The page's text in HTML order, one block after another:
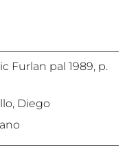
Furlan pal 1989, p.
Diego